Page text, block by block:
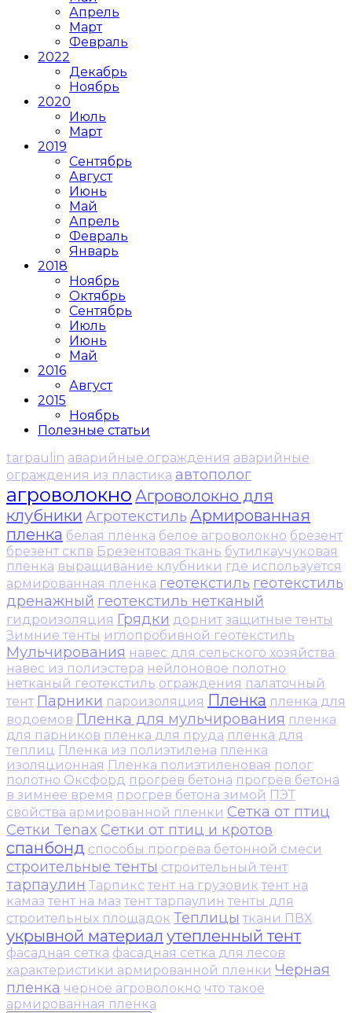
Апрель
Март
Февраль
2022
Декабрь
Ноябрь
2020
Июль
Март
2019
Сентябрь
Август
Июнь
Май
Апрель
Февраль
Январь
2018
Ноябрь
Октябрь
Сентябрь
Июль
Июнь
Май
2016
Август
2015
Ноябрь
Полезные статьи
tarpaulin аварийные ограждения аварийные
ограждения из пластика автополог
агроволокно Агроволокно для
клубники Агротекстиль Армированная
пленка белая пленка белое агроволокно брезент
брезент скпв Брезентовая ткань бутилкаучуковая
пленка выращивание клубники где используется
армированная пленка геотекстиль геотекстиль
дренажный геотекстиль нетканый
гидроизоляция Грядки дорнит защитные тенты
Зимние тенты иглопробивной геотекстиль
Мульчирования навес для сельского хозяйства
навес из полиэстера нейлоновое полотно
нетканый геотекстиль ограждения палаточный
тент Парники пароизоляция Пленка пленка для
водоемов Пленка для мульчирования пленка
для парников пленка для пруда пленка для
теплиц Пленка из полиэтилена пленка
изоляционная Пленка полиэтиленовая полог
полотно Оксфорд прогрев бетона прогрев бетона
в зимнее время прогрев бетона зимой ПЭТ
свойства армированной пленки Сетка от птиц
Сетки Tenax Сетки от птиц и кротов
спанбонд способы прогрева бетонной смеси
строительные тенты строительный тент
тарпаулин Тарпикс тент на грузовик тент на
камаз тент на маз тент тарпаулин тенты для
строительных площадок Теплицы ткани ПВХ
укрывной материал утепленный тент
фасадная сетка фасадная сетка для лесов
характеристики армированной пленки Черная
пленка черное агроволокно что такое
армированная пленка